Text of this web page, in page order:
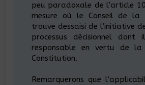
peu paradoxale de l’article
mesure où le Conseil de la
trouve dessaisi de l’initiative
processus décisionnel dont
responsable en vertu de
Constitution.
Remarquerons que